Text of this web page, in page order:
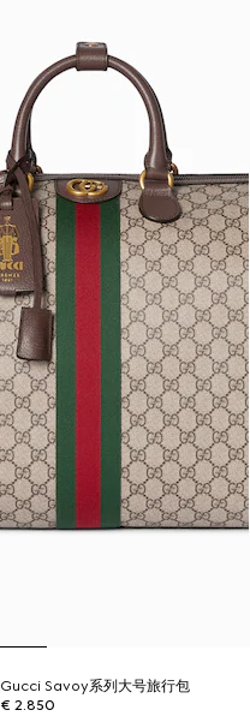
Gucci Savoy系列大号旅行包
€ 2.850